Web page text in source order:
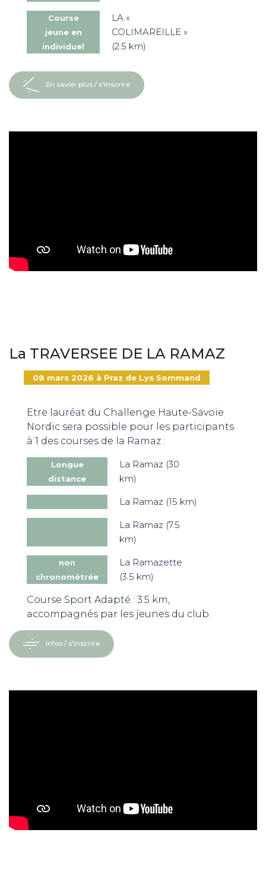
NORDIC
Nordic
ET
Course
jeune en
individuel
LA «
COLIMAREILLE »
(2.5 km)
En savoir plus / s'inscrire
La TRAVERSEE DE LA RAMAZ
08 mars 2026 à Praz de Lys Sommand
Etre lauréat du Challenge Haute-Savoie
Nordic sera possible pour les participants
à 1 des courses de la Ramaz :
Longue
distance
La Ramaz (30
km)
La Ramaz (15 km)
La Ramaz (7.5
km)
non
chronomètrée
La Ramazette
(3.5 km)
Course Sport Adapté : 3.5 km,
accompagnés par les jeunes du club.
Infos / s'inscrire